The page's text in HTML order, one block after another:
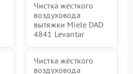
Чистка жёсткого
воздуховода
вытяжки Miele DAD
4841 Levantar
Чистка жёсткого
воздуховода